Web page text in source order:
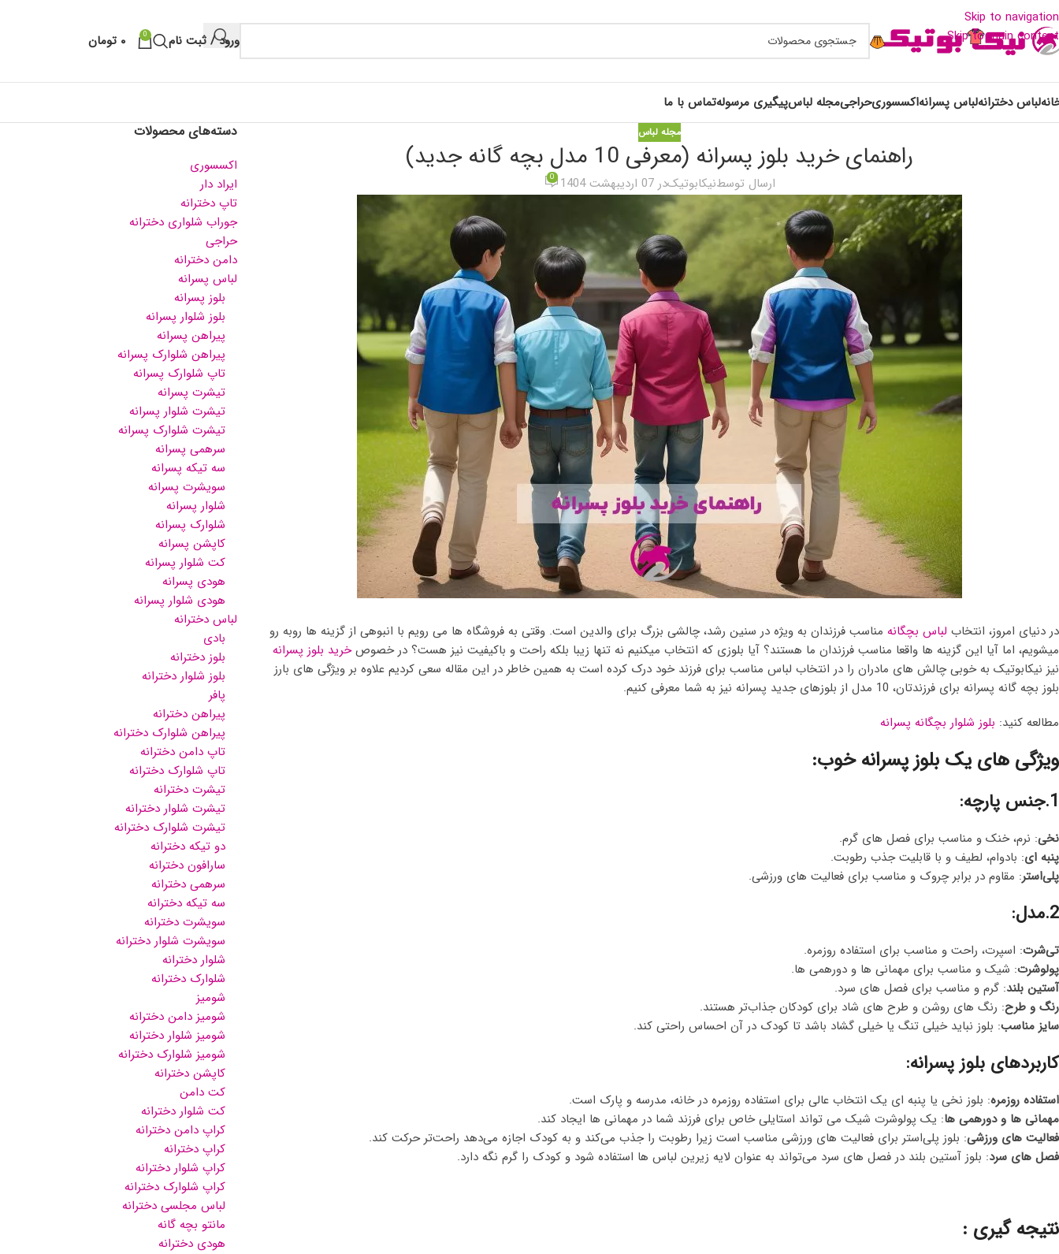
Skip to navigation
Skip to main content
ورود / ثبت نام 0 ۰ تومان
لباس دخترانهلباس پسرانهاکسسوریحراجیمجله لباسپیگیری مرسولهتماس با ما
مجله لباس
راهنمای خرید بلوز پسرانه (معرفی 10 مدل بچه گانه جدید)
ارسال توسطنیکابوتیکدر 07 اردیبهشت 1404 0
در دنیای امروز، انتخاب لباس بچگانه مناسب فرزندان به ویژه در سنین رشد، چالشی بزرگ برای والدین است. وقتی به فروشگاه ها می رویم با انبوهی از گزینه ها روبه رو
میشویم، اما آیا این گزینه ها واقعا مناسب فرزندان ما هستند؟ آیا بلوزی که انتخاب میکنیم نه تنها زیبا بلکه راحت و باکیفیت نیز هست؟ در خصوصخرید بلوز پسرانه
نیز نیکابوتیک به خوبی چالش های مادران را در انتخاب لباس مناسب برای فرزند خود درک کرده است به همین خاطر در این مقاله سعی کردیم علاوه بر ویژگی های بارز
بلوز بچه گانه پسرانه برای فرزندتان، 10 مدل از بلوزهای جدید پسرانه نیز به شما معرفی کنیم.
مطالعه کنید: بلوز شلوار بچگانه پسرانه
ویژگی های یک بلوز پسرانه خوب:
1.جنس پارچه:
نخی: نرم، خنک و مناسب برای فصل های گرم.
پنبه ای: بادوام، لطیف و با قابلیت جذب رطوبت.
پلی‌استر: مقاوم در برابر چروک و مناسب برای فعالیت های ورزشی.
2.مدل:
تی‌شرت: اسپرت، راحت و مناسب برای استفاده روزمره.
پولوشرت: شیک و مناسب برای مهمانی ها و دورهمی ها.
آستین بلند: گرم و مناسب برای فصل‌ های سرد.
رنگ و طرح: رنگ های روشن و طرح های شاد برای کودکان جذاب‌تر هستند.
سایز مناسب: بلوز نباید خیلی تنگ یا خیلی گشاد باشد تا کودک در آن احساس راحتی کند.
کاربردهای بلوز پسرانه:
استفاده روزمره: بلوز نخی یا پنبه ای یک انتخاب عالی برای استفاده روزمره در خانه، مدرسه و پارک است.
مهمانی ها و دورهمی ها: یک پولوشرت شیک می تواند استایلی خاص برای فرزند شما در مهمانی ها ایجاد کند.
فعالیت های ورزشی: بلوز پلی‌استر برای فعالیت های ورزشی مناسب است زیرا رطوبت را جذب می‌کند و به کودک اجازه می‌دهد راحت‌تر حرکت کند.
فصل های سرد: بلوز آستین بلند در فصل های سرد می‌تواند به عنوان لایه زیرین لباس ها استفاده شود و کودک را گرم نگه دارد.
نتیجه گیری :
دسته‌های محصولات
اکسسوری
ایراد دار
تاپ دخترانه
جوراب شلواری دخترانه
حراجی
دامن دخترانه
لباس پسرانه
بلوز پسرانه
بلوز شلوار پسرانه
پیراهن پسرانه
پیراهن شلوارک پسرانه
تاپ شلوارک پسرانه
تیشرت پسرانه
تیشرت شلوار پسرانه
تیشرت شلوارک پسرانه
سرهمی پسرانه
سه تیکه پسرانه
سویشرت پسرانه
شلوار پسرانه
شلوارک پسرانه
کاپشن پسرانه
کت شلوار پسرانه
هودی پسرانه
هودی شلوار پسرانه
لباس دخترانه
بادی
بلوز دخترانه
بلوز شلوار دخترانه
پافر
پیراهن دخترانه
پیراهن شلوارک دخترانه
تاپ دامن دخترانه
تاپ شلوارک دخترانه
تیشرت دخترانه
تیشرت شلوار دخترانه
تیشرت شلوارک دخترانه
دو تیکه دخترانه
سارافون دخترانه
سرهمی دخترانه
سه تیکه دخترانه
سویشرت دخترانه
سویشرت شلوار دخترانه
شلوار دخترانه
شلوارک دخترانه
شومیز
شومیز دامن دخترانه
شومیز شلوار دخترانه
شومیز شلوارک دخترانه
کاپشن دخترانه
کت دامن
کت شلوار دخترانه
کراپ دامن دخترانه
کراپ دخترانه
کراپ شلوار دخترانه
کراپ شلوارک دخترانه
لباس مجلسی دخترانه
مانتو بچه گانه
هودی دخترانه